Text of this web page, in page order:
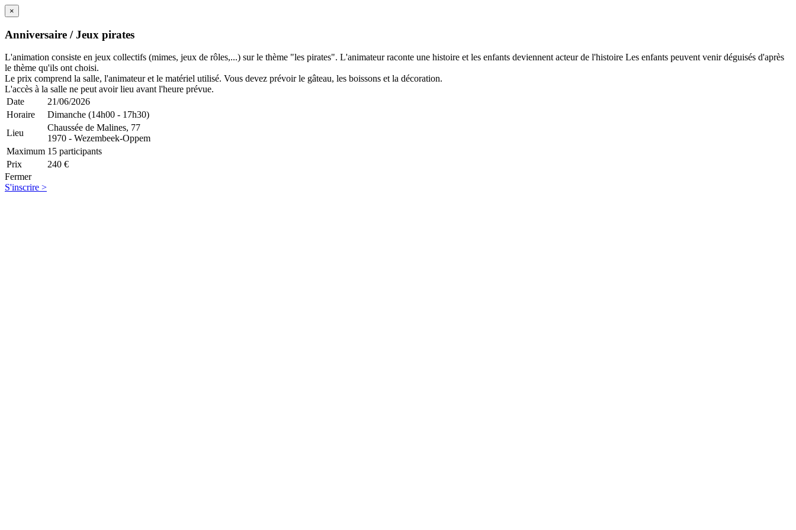
×
Anniversaire / Jeux pirates
L'animation consiste en jeux collectifs (mimes, jeux de rôles,...) sur le thème "les pirates". L'animateur raconte une histoire et les enfants deviennent acteur de l'histoire Les enfants peuvent venir déguisés d'après
le thème qu'ils ont choisi.
Le prix comprend la salle, l'animateur et le matériel utilisé. Vous devez prévoir le gâteau, les boissons et la décoration.
L'accès à la salle ne peut avoir lieu avant l'heure prévue.
Date
21/06/2026
Horaire
Dimanche (14h00 - 17h30)
Lieu
Chaussée de Malines, 77
1970 - Wezembeek-Oppem
Maximum 15 participants
Prix
240 €
Fermer
S'inscrire >